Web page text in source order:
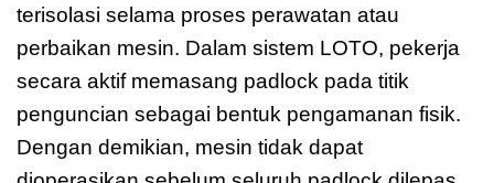
terisolasi selama proses perawatan atau
perbaikan mesin. Dalam sistem LOTO, pekerja
secara aktif memasang padlock pada titik
penguncian sebagai bentuk pengamanan fisik.
Dengan demikian, mesin tidak dapat